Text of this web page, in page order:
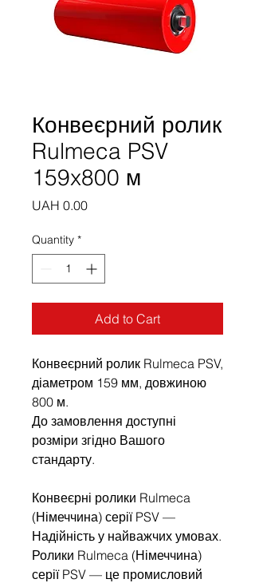
Конвеєрний ролик
Rulmeca PSV
159x800 м
UAH 0.00Price
Quantity *
Add to Cart
Конвеєрний ролик Rulmeca PSV,
діаметром 159 мм, довжиною
800 м.
До замовлення доступні
розміри згідно Вашого
стандарту.
Конвеєрні ролики Rulmeca
(Німеччина) серії PSV —
Надійність у найважчих умовах.
Ролики Rulmeca (Німеччина)
серії PSV — це промисловий